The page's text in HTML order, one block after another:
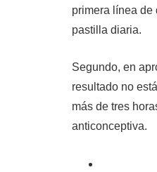
primera línea de
pastilla diaria.
Segundo, en
resultado no
más de tres
anticonceptiva.